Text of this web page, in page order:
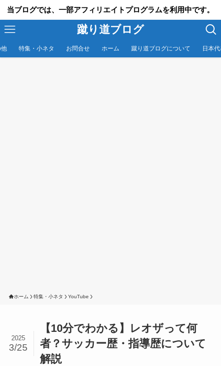
当ブログでは、一部アフィリエイトプログラムを利用中です。
蹴り道ブログ
特集・小ネタ お問合せ ホーム 蹴り道ブログについて 日本
ホーム 特集・小ネタ YouTube
【10分でわかる】レオザって何
者？サッカー歴・指導歴について
解説
2025
3/25